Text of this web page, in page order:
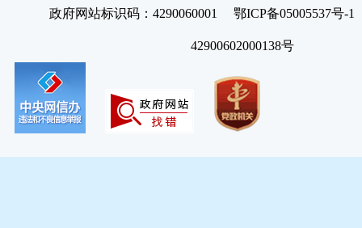
政府网站标识码：4290060001 鄂ICP备05005537号
42900602000138号